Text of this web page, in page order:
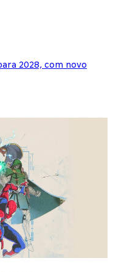
2028, com novo